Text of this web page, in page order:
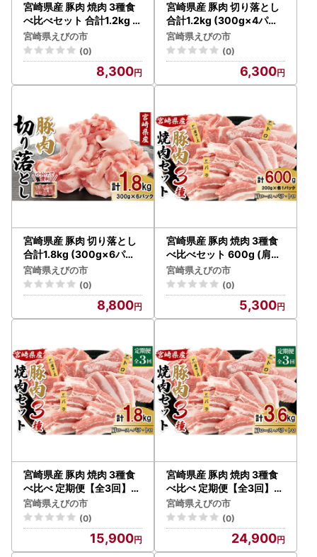
宮崎県産 豚肉 焼肉 3種食
べ比べセット 合計1.2kg (
肩ロース・バラ・豚トロ)
200g×6パック 真空小分
けパック 冷凍 国産 送料無
宮崎県えびの市
(0)
8,300
宮崎県産 豚肉 切り落とし
合計1.2kg (300g×4パッ
ク) 真空小分けパック 冷凍
国産 送料無料
宮崎県えびの市
(0)
6,300
宮崎県産 豚肉 切り落とし
合計1.8kg (300g×6パッ
ク) 真空小分けパック 冷凍
国産 送料無料
宮崎県えびの市
(0)
8,800
宮崎県産 豚肉 焼肉 3種食
べ比べセット 600g (肩ロ
ース・バラ・豚トロ 各20
0g) 真空小分けパック 冷
凍 国産 送料無料
宮崎県えびの市
(0)
5,300
宮崎県産 豚肉 焼肉 3種食
べ比べ 定期便【全3回】合
計1.8kg (600g×3回) 真空
小分けパック (肩ロース・
バラ・豚トロ) 国産 送料無
宮崎県えびの市
(0)
15,900
宮崎県産 豚肉 焼肉 3種食
べ比べ 定期便【全3回】合
計3.6kg (1.2kg×3回) 真空
小分けパック (肩ロース・
バラ・豚トロ) 国産 送料無
宮崎県えびの市
(0)
24,900